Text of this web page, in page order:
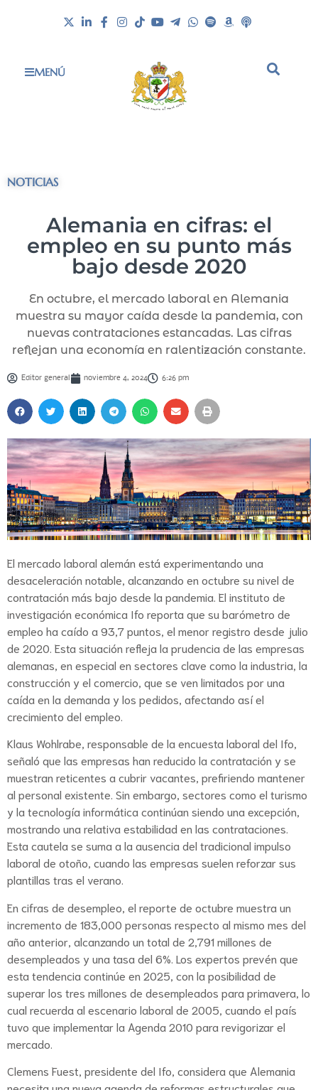
MENÚ
NOTICIAS
Alemania en cifras: el
empleo en su punto más
bajo desde 2020
En octubre, el mercado laboral en Alemania
muestra su mayor caída desde la pandemia, con
nuevas contrataciones estancadas. Las cifras
reflejan una economía en ralentización constante.
Editor general noviembre 4, 2024 6:26 pm
El mercado laboral alemán está experimentando una
desaceleración notable, alcanzando en octubre su nivel de
contratación más bajo desde la pandemia. El instituto de
investigación económica Ifo reporta que su barómetro de
empleo ha caído a 93,7 puntos, el menor registro desde julio
de 2020. Esta situación refleja la prudencia de las empresas
alemanas, en especial en sectores clave como la industria, la
construcción y el comercio, que se ven limitados por una
caída en la demanda y los pedidos, afectando así el
crecimiento del empleo.
Klaus Wohlrabe, responsable de la encuesta laboral del Ifo,
señaló que las empresas han reducido la contratación y se
muestran reticentes a cubrir vacantes, prefiriendo mantener
al personal existente. Sin embargo, sectores como el turismo
y la tecnología informática continúan siendo una excepción,
mostrando una relativa estabilidad en las contrataciones.
Esta cautela se suma a la ausencia del tradicional impulso
laboral de otoño, cuando las empresas suelen reforzar sus
plantillas tras el verano.
En cifras de desempleo, el reporte de octubre muestra un
incremento de 183,000 personas respecto al mismo mes del
año anterior, alcanzando un total de 2,791 millones de
desempleados y una tasa del 6%. Los expertos prevén que
esta tendencia continúe en 2025, con la posibilidad de
superar los tres millones de desempleados para primavera, lo
cual recuerda al escenario laboral de 2005, cuando el país
tuvo que implementar la Agenda 2010 para revigorizar el
mercado.
Clemens Fuest, presidente del Ifo, considera que Alemania